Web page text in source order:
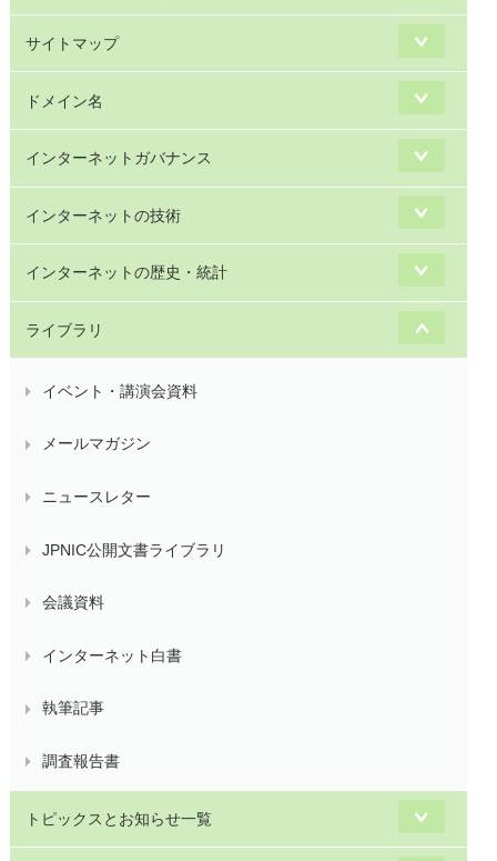
サイトマップ
ドメイン名
インターネットガバナンス
インターネットの技術
インターネットの歴史・統計
ライブラリ
イベント・講演会資料
メールマガジン
ニュースレター
JPNIC公開文書ライブラリ
会議資料
インターネット白書
執筆記事
調査報告書
トピックスとお知らせ一覧